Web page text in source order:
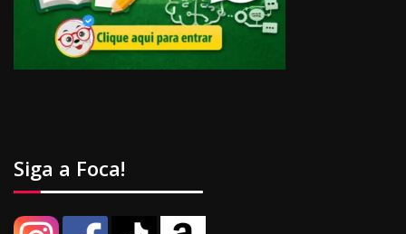
Siga a Foca!